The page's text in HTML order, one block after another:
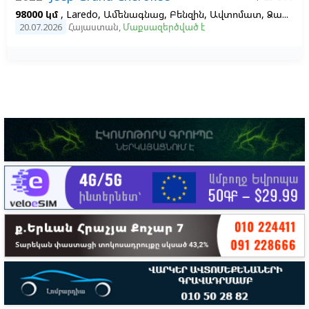
98000 կմ , Laredo, Ամենագնաց, Բենզին, Ավտոմատ, Ձախ,
20.07.2026 Հայաստան, Մաքսազերծված է